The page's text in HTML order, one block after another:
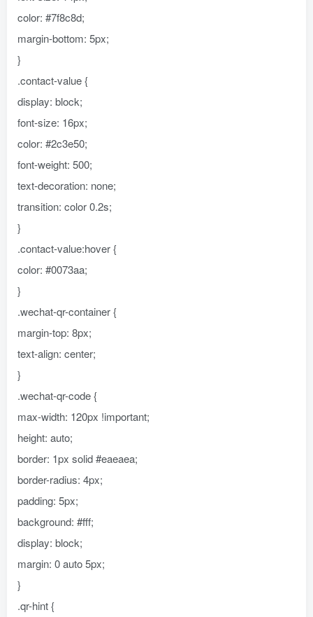
color: #7f8c8d;
margin-bottom: 5px;
}
.contact-value {
display: block;
font-size: 16px;
color: #2c3e50;
font-weight: 500;
text-decoration: none;
transition: color 0.2s;
}
.contact-value:hover {
color: #0073aa;
}
.wechat-qr-container {
margin-top: 8px;
text-align: center;
}
.wechat-qr-code {
max-width: 120px !important;
height: auto;
border: 1px solid #eaeaea;
border-radius: 4px;
padding: 5px;
background: #fff;
display: block;
margin: 0 auto 5px;
}
.qr-hint {